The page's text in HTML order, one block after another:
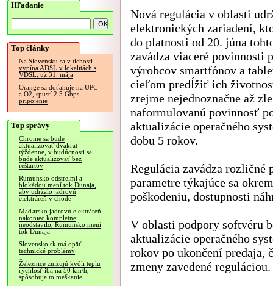
Hľadanie
Top články
Na Slovensku sa v tichosti
vypína ADSL v lokalitách s
VDSL, už 31. mája
Orange sa doťahuje na UPC
a O2, spustí 2.5 Gbps
pripojenie
Top správy
Chrome sa bude
aktualizovať dvakrát
týždenne, v budúcnosti sa
bude aktualizovať bez
reštartov
Rumunsko odstrelmi a
blokádou mení tok Dunaja,
aby udržalo jadrovú
elektráreň v chode
Maďarsko jadrovú elektráreň
nakoniec kompletne
neodstavilo, Rumunsko mení
tok Dunaja
Slovensko.sk má opäť
technické problémy
Železnice znižujú kvôli teplu
rýchlosť iba na 50 km/h,
spôsobuje to meškanie
Nová regulácia v oblasti
elektronických zariadení,
do platnosti od 20. júna
zavádza viaceré povinnosti
výrobcov smartfónov a
cieľom predĺžiť ich
zrejme nejednoznačne až zle
naformulovanú povinnosť
aktualizácie operačného
dobu 5 rokov.
Regulácia zavádza rozličné
parametre týkajúce sa
poškodeniu, dostupnosti
V oblasti podpory softvéru
aktualizácie operačného
rokov po ukončení predaja,
zmeny zavedené reguláciou.